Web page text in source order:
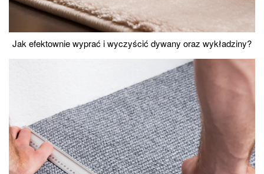
Jak efektownie wyprać i wyczyścić dywany oraz wykładziny?